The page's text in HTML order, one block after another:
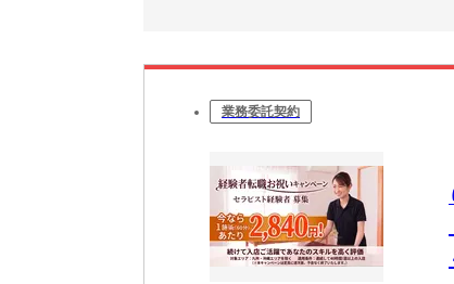
業務委託契約